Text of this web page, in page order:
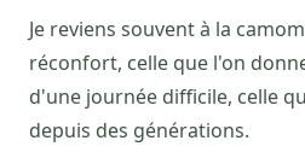
Je reviens souvent à la
réconfort, celle que l'on
d'une journée difficile, celle
depuis des générations.